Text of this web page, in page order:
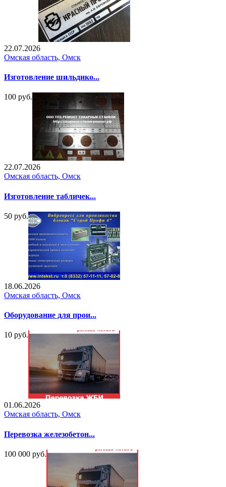
22.07.2026
Омская область, Омск
Изготовление шильдико...
100 руб.
22.07.2026
Омская область, Омск
Изготовление табличек...
50 руб.
18.06.2026
Омская область, Омск
Оборудование для прои...
10 руб.
01.06.2026
Омская область, Омск
Перевозка железобетон...
100 000 руб.